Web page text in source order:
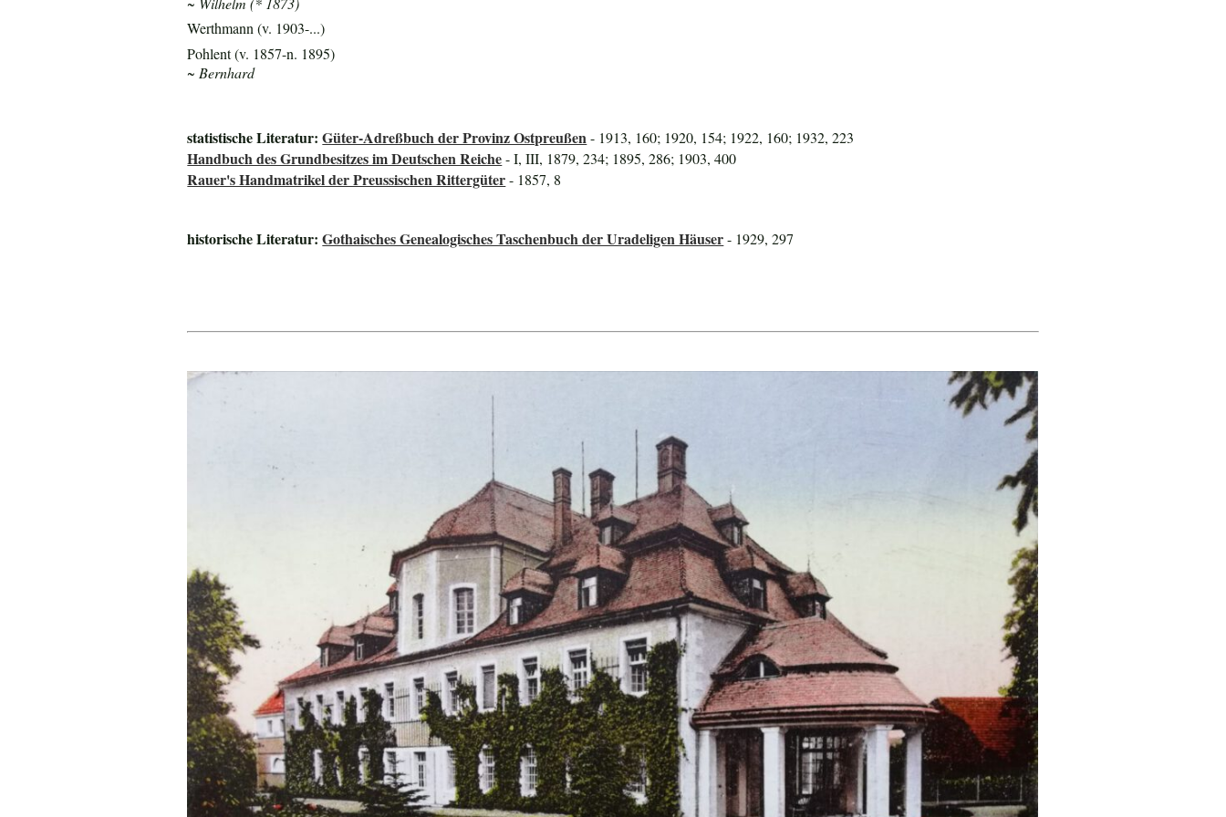
Werthmann (v. 1903-...)
Pohlent (v. 1857-n. 1895)
~ Bernhard
statistische Literatur:Güter-Adreßbuch der Provinz Ostpreußen - 1913, 160; 1920, 154; 1922, 160; 1932, 223
Handbuch des Grundbesitzes im Deutschen Reiche- I, III, 1879, 234; 1895, 286; 1903, 400
Rauer's Handmatrikel der Preussischen Rittergüter- 1857, 8
historische Literatur:Gothaisches Genealogisches Taschenbuch der Uradeligen Häuser- 1929, 297